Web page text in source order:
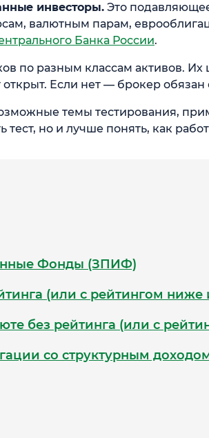
инвесторы.Это
валютным парам,
Банка России.
по разным классам активов.
Если нет — брокер
темы тестирования,
тест, но и лучше понять, как
Фонды (ЗПИФ)
(или с рейтингом ниже
без рейтинга (или с
со структурным